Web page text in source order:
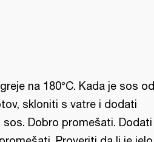
na 180°C. Kada je sos od
skloniti s vatre i dodati
sos. Dobro promešati. Dodati